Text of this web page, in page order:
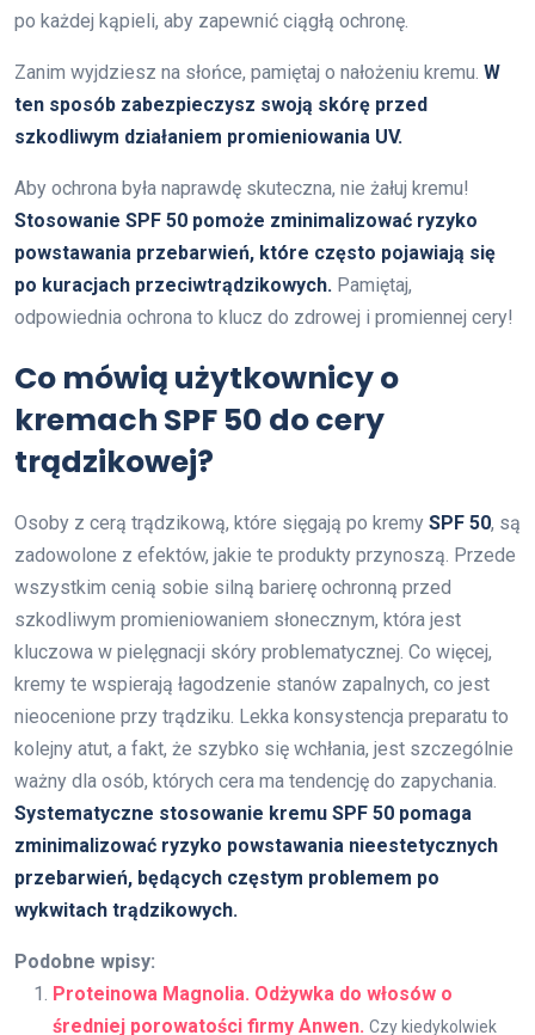
po każdej kąpieli, aby zapewnić ciągłą ochronę.
Zanim wyjdziesz na słońce, pamiętaj o nałożeniu kremu. W
ten sposób zabezpieczysz swoją skórę przed
szkodliwym działaniem promieniowania UV.
Aby ochrona była naprawdę skuteczna, nie żałuj kremu!
Stosowanie SPF 50 pomoże zminimalizować ryzyko
powstawania przebarwień, które często pojawiają się
po kuracjach przeciwtrądzikowych. Pamiętaj,
odpowiednia ochrona to klucz do zdrowej i promiennej cery!
Co mówią użytkownicy o
kremach SPF 50 do cery
trądzikowej?
Osoby z cerą trądzikową, które sięgają po kremy SPF 50, są
zadowolone z efektów, jakie te produkty przynoszą. Przede
wszystkim cenią sobie silną barierę ochronną przed
szkodliwym promieniowaniem słonecznym, która jest
kluczowa w pielęgnacji skóry problematycznej. Co więcej,
kremy te wspierają łagodzenie stanów zapalnych, co jest
nieocenione przy trądziku. Lekka konsystencja preparatu to
kolejny atut, a fakt, że szybko się wchłania, jest szczególnie
ważny dla osób, których cera ma tendencję do zapychania.
Systematyczne stosowanie kremu SPF 50 pomaga
zminimalizować ryzyko powstawania nieestetycznych
przebarwień, będących częstym problemem po
wykwitach trądzikowych.
Podobne wpisy:
Proteinowa Magnolia. Odżywka do włosów o
średniej porowatości firmy Anwen. Czy kiedykolwiek